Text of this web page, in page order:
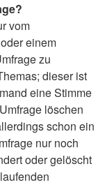
vom
einem
zu
dieser ist
eine Stimme
löschen
schon ein
nur noch
oder gelöscht